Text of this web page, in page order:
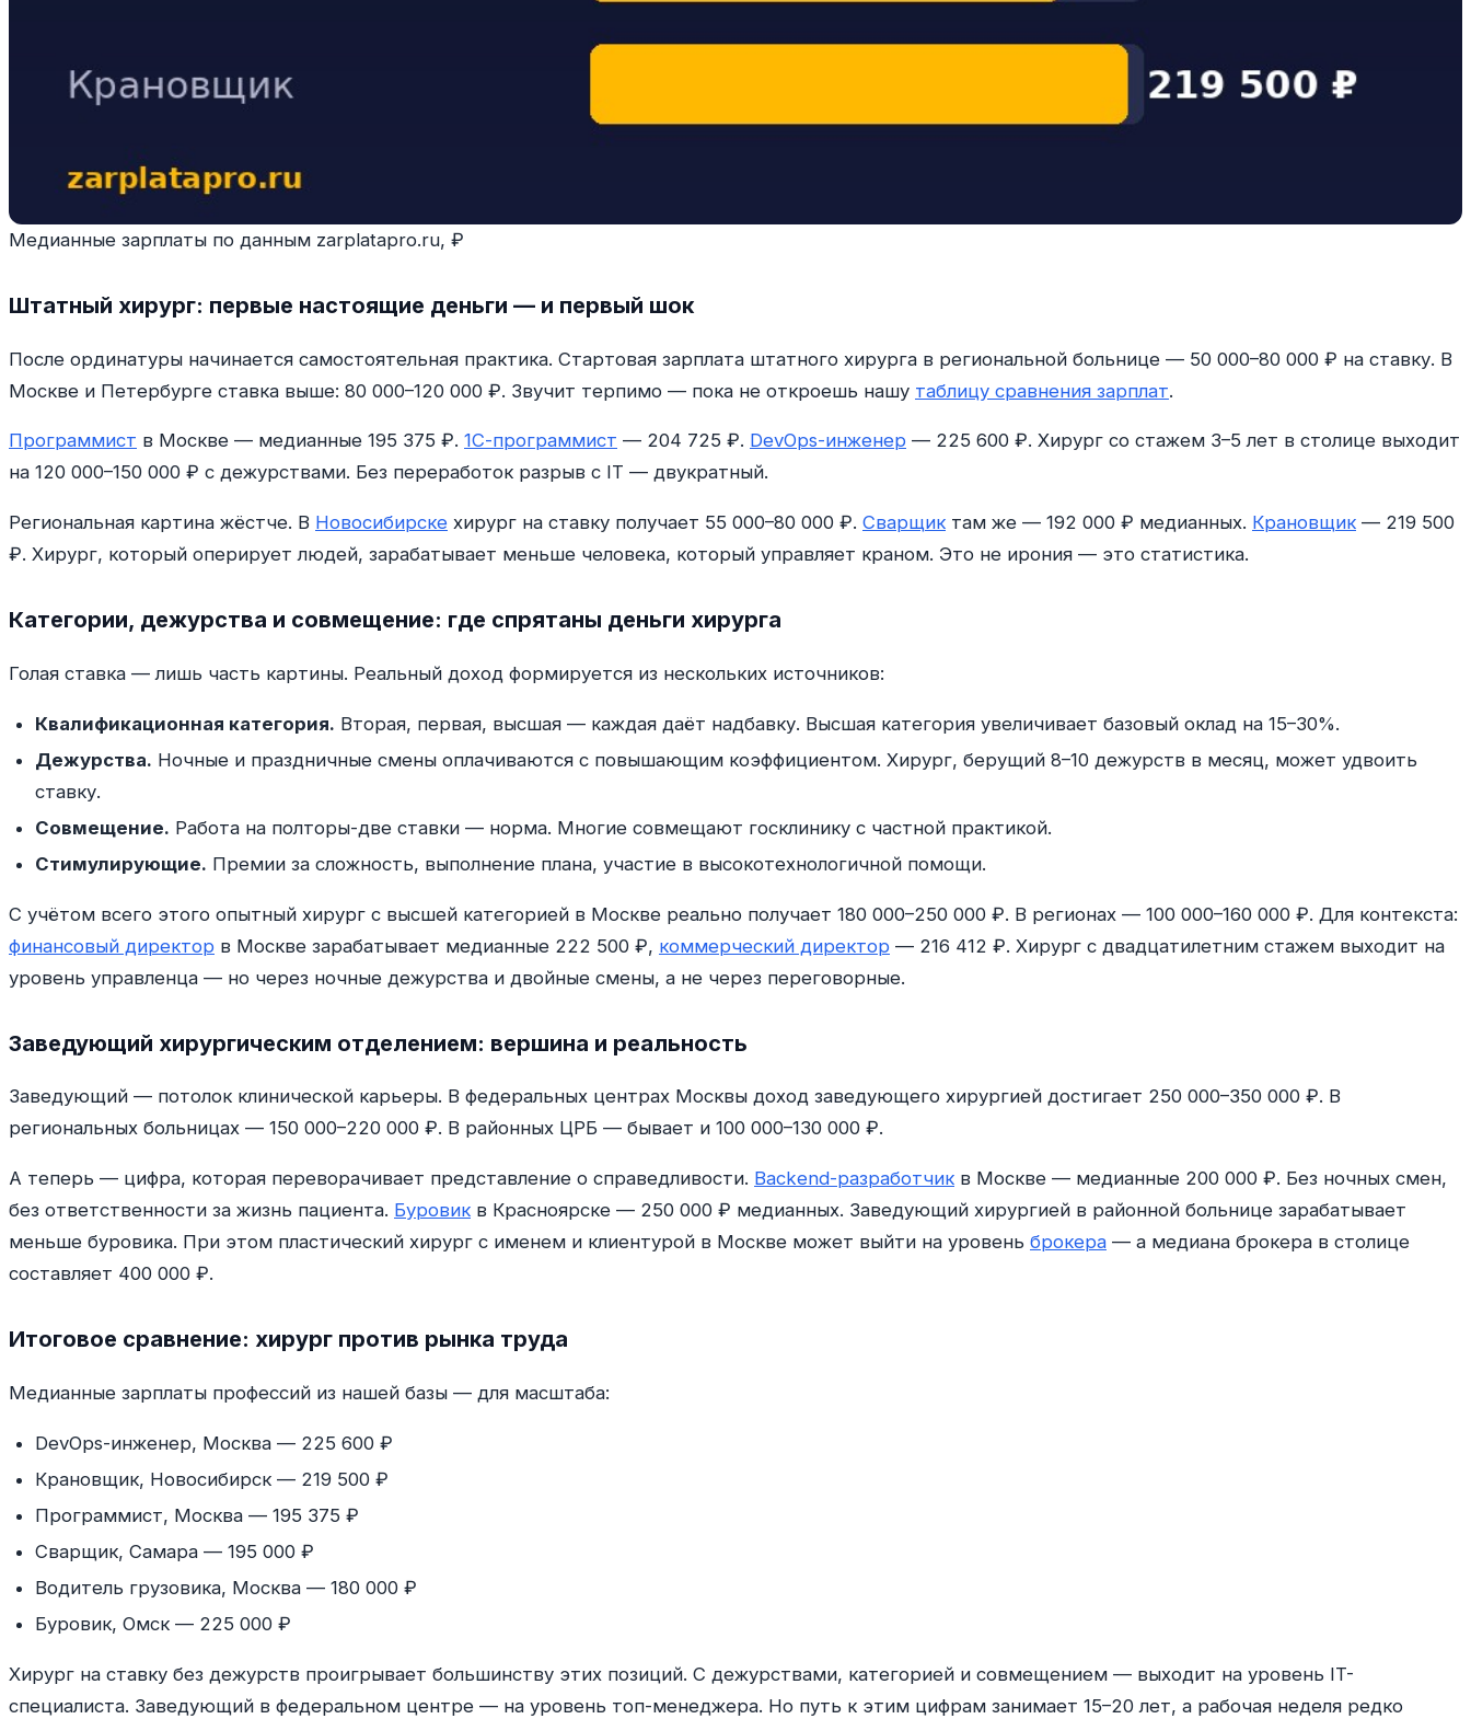
Медианные зарплаты по данным zarplatapro.ru, ₽
Штатный хирург: первые настоящие деньги — и первый шок
После ординатуры начинается самостоятельная практика. Стартовая зарплата штатного хирурга в региональной больнице — 50 000–80 000 ₽ на ставку. В
Москве и Петербурге ставка выше: 80 000–120 000 ₽. Звучит терпимо — пока не откроешь нашу таблицу сравнения зарплат.
Программист в Москве — медианные 195 375 ₽. 1С-программист — 204 725 ₽. DevOps-инженер — 225 600 ₽. Хирург со стажем 3–5 лет в столице выходит
на 120 000–150 000 ₽ с дежурствами. Без переработок разрыв с IT — двукратный.
Региональная картина жёстче. В Новосибирске хирург на ставку получает 55 000–80 000 ₽. Сварщик там же — 192 000 ₽ медианных. Крановщик — 219 500
₽. Хирург, который оперирует людей, зарабатывает меньше человека, который управляет краном. Это не ирония — это статистика.
Категории, дежурства и совмещение: где спрятаны деньги хирурга
Голая ставка — лишь часть картины. Реальный доход формируется из нескольких источников:
Квалификационная категория. Вторая, первая, высшая — каждая даёт надбавку. Высшая категория увеличивает базовый оклад на 15–30%.
Дежурства. Ночные и праздничные смены оплачиваются с повышающим коэффициентом. Хирург, берущий 8–10 дежурств в месяц, может удвоить
ставку.
Совмещение. Работа на полторы-две ставки — норма. Многие совмещают госклинику с частной практикой.
Стимулирующие. Премии за сложность, выполнение плана, участие в высокотехнологичной помощи.
С учётом всего этого опытный хирург с высшей категорией в Москве реально получает 180 000–250 000 ₽. В регионах — 100 000–160 000 ₽. Для контекста:
финансовый директор в Москве зарабатывает медианные 222 500 ₽, коммерческий директор — 216 412 ₽. Хирург с двадцатилетним стажем выходит на
уровень управленца — но через ночные дежурства и двойные смены, а не через переговорные.
Заведующий хирургическим отделением: вершина и реальность
Заведующий — потолок клинической карьеры. В федеральных центрах Москвы доход заведующего хирургией достигает 250 000–350 000 ₽. В
региональных больницах — 150 000–220 000 ₽. В районных ЦРБ — бывает и 100 000–130 000 ₽.
А теперь — цифра, которая переворачивает представление о справедливости. Backend-разработчик в Москве — медианные 200 000 ₽. Без ночных смен,
без ответственности за жизнь пациента. Буровик в Красноярске — 250 000 ₽ медианных. Заведующий хирургией в районной больнице зарабатывает
меньше буровика. При этом пластический хирург с именем и клиентурой в Москве может выйти на уровень брокера — а медиана брокера в столице
составляет 400 000 ₽.
Итоговое сравнение: хирург против рынка труда
Медианные зарплаты профессий из нашей базы — для масштаба:
DevOps-инженер, Москва — 225 600 ₽
Крановщик, Новосибирск — 219 500 ₽
Программист, Москва — 195 375 ₽
Сварщик, Самара — 195 000 ₽
Водитель грузовика, Москва — 180 000 ₽
Буровик, Омск — 225 000 ₽
Хирург на ставку без дежурств проигрывает большинству этих позиций. С дежурствами, категорией и совмещением — выходит на уровень IT-
специалиста. Заведующий в федеральном центре — на уровень топ-менеджера. Но путь к этим цифрам занимает 15–20 лет, а рабочая неделя редко